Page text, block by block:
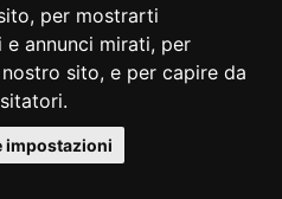
per mostrarti
annunci mirati, per
sito, e per capire da
impostazioni